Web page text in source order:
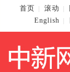
首页 滚动
English